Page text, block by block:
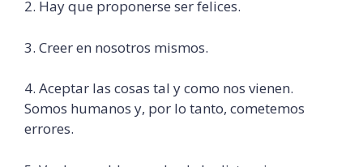
2. Hay que proponerse ser felices.
3. Creer en nosotros mismos.
4. Aceptar las cosas tal y como nos vienen.
Somos humanos y, por lo tanto, cometemos
errores.